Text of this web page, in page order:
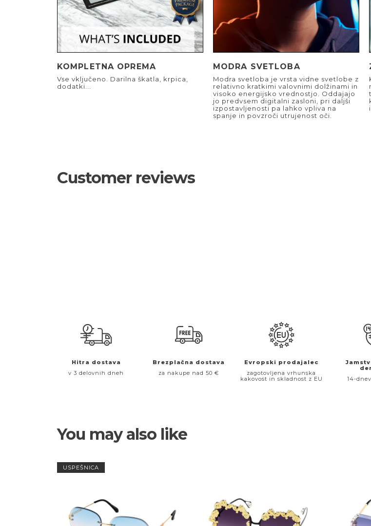
KOMPLETNA OPREMA
Vse vključeno. Darilna škatla, krpica,
dodatki...
MODRA SVETLOBA
Modra svetloba je vrsta vidne svetlobe z
relativno kratkimi valovnimi dolžinami in
visoko energijsko vrednostjo. Oddajajo
jo predvsem digitalni zasloni, pri daljši
izpostavljenosti pa lahko vpliva na
spanje in povzroči utrujenost oči.
Customer reviews
Hitra dostava
v 3 delovnih dneh
Brezplačna dostava
za nakupe nad 50 €
Evropski prodajalec
zagotovljena vrhunska
kakovost in skladnost z EU
14-
You may also like
USPEŠNICA